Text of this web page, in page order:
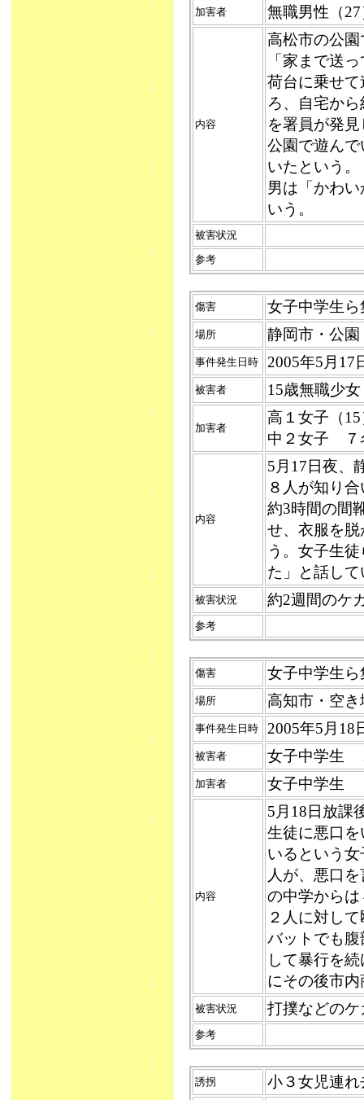
加害者 無職男性（
内容
高松市の公
「家まで送
荷台に乗せ
ろ、自宅か
を署員が発
公園で遊ん
いたという。
男は「かわ
いう。
被害状況
参考
傷害 女子中学生ら
場所 静岡市・公園
事件発生日時 2005年5月
被害者 15歳無職少女
加害者
高１女子（15
中２女子 ７
内容
5月17日夜、
８人が知り
約3時間の間
せ、衣服を
う。女子生
た」と話し
被害状況 約2週間のケ
参考
傷害 女子中学生ら
場所 高知市・空き
事件発生日時 2005年5月
被害者 女子中学生
加害者 女子中学生
内容
5月18日放課
生徒に悪口
いるという
人が、悪口
の中学から
２人に対し
バットでも
して暴行を
にその後市
被害状況 打撲などのケ
参考
誘拐 小３女児連れ